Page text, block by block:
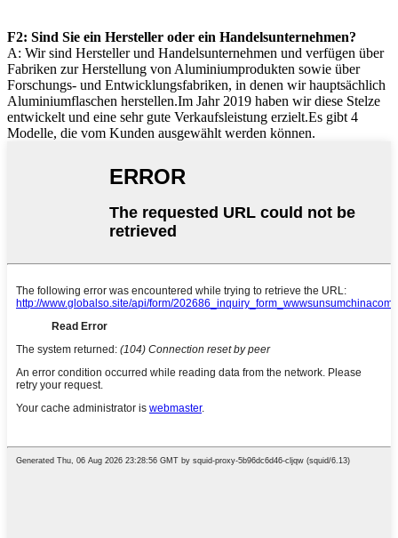
F2: Sind Sie ein Hersteller oder ein Handelsunternehmen?
A: Wir sind Hersteller und Handelsunternehmen und verfügen über
Fabriken zur Herstellung von Aluminiumprodukten sowie über
Forschungs- und Entwicklungsfabriken, in denen wir hauptsächlich
Aluminiumflaschen herstellen.Im Jahr 2019 haben wir diese Stelze
entwickelt und eine sehr gute Verkaufsleistung erzielt.Es gibt 4
Modelle, die vom Kunden ausgewählt werden können.